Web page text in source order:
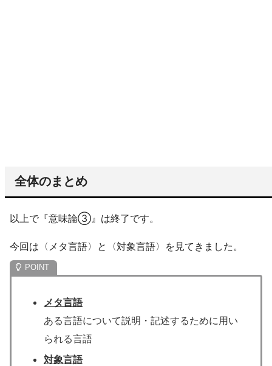
全体のまとめ
以上で『意味論③』は終了です。
今回は〈メタ言語〉と〈対象言語〉を見てきました。
メタ言語
ある言語について説明・記述するために用い
られる言語
対象言語